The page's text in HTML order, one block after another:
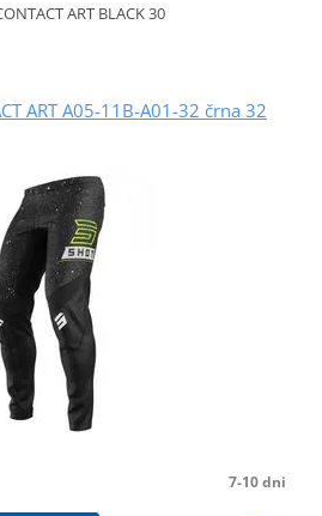
ART BLACK 30
ART A05-11B-A01-32 črna 32
7-10 dni